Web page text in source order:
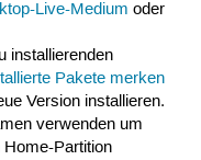
Live-Medium oder
installierenden
Pakete merken
Version installieren.
verwenden um
Partition